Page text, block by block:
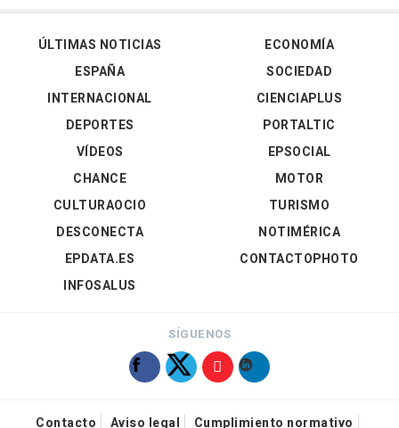
ÚLTIMAS NOTICIAS
ESPAÑA
INTERNACIONAL
DEPORTES
VÍDEOS
ECONOMÍA
SOCIEDAD
CIENCIAPLUS
PORTALTIC
EPSOCIAL
CHANCE
CULTURAOCIO
DESCONECTA
EPDATA.ES
INFOSALUS
MOTOR
TURISMO
NOTIMÉRICA
CONTACTOPHOTO
SÍGUENOS
Contacto Aviso legal Cumplimiento normativo